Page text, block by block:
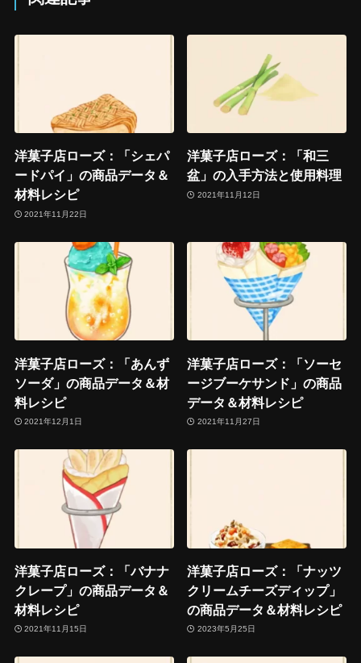
洋菓子店ローズ：「シェパ
ードパイ」の商品データ＆
材料レシピ
2021年11月22日
洋菓子店ローズ：「和三
盆」の入手方法と使用料理
2021年11月12日
洋菓子店ローズ：「あんず
ソーダ」の商品データ＆材
料レシピ
2021年12月1日
洋菓子店ローズ：「ソーセ
ージブーケサンド」の商品
データ＆材料レシピ
2021年11月27日
洋菓子店ローズ：「バナナ
クレープ」の商品データ＆
材料レシピ
2021年11月15日
洋菓子店ローズ：「ナッツ
クリームチーズディップ」
の商品データ＆材料レシピ
2023年5月25日